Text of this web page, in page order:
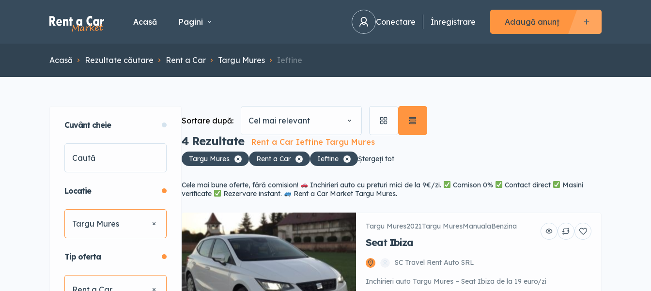
Acasă Pagini Conectare Înregistrare Adaugă anunț
Acasă Rezultate căutare Rent a Car Targu Mures Ieftine
Cuvânt cheie
Locatie
Targu Mures
Tip oferta
4 Rezultate Rent a Car Ieftine Targu Mures
Sortare după: Cel mai relevant
Targu Mures Rent a Car Ieftine Ștergeți tot
Cele mai bune oferte, fără comision! Inchirieri auto cu preturi mici de la 9€/zi. Comison 0% Contact direct
Masini
verificate
Rezervare instant. Rent a Car Market Targu Mures.
Targu Mures2021Targu MuresManualaBenzina
Seat Ibiza
SC Travel Rent Auto SRL
Inchirieri auto Targu Mures – Seat Ibiza de la 19 euro/zi